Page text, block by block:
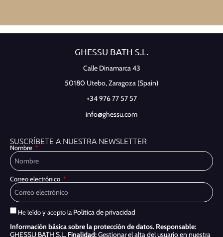
GHESSU BATH S.L.
Calle Dinamarca 43
50180 Utebo,Zaragoza (Spain)
+34 976 77 57 57
info@ghessu.com
SUSCRÍBETE A NUESTRA NEWSLETTER
Nombre
Correo electrónico
He leído y acepto la Política de privacidad
Información básica sobre la protección de datos. Responsable:
GHESSU BATH S.L. Finalidad:Gestionar el alta del usuario en nuestra